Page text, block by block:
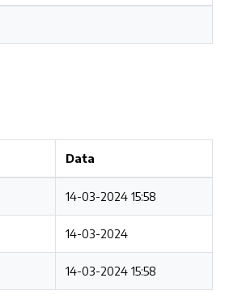
Data
14-03-2024 15:58
14-03-2024
14-03-2024 15:58